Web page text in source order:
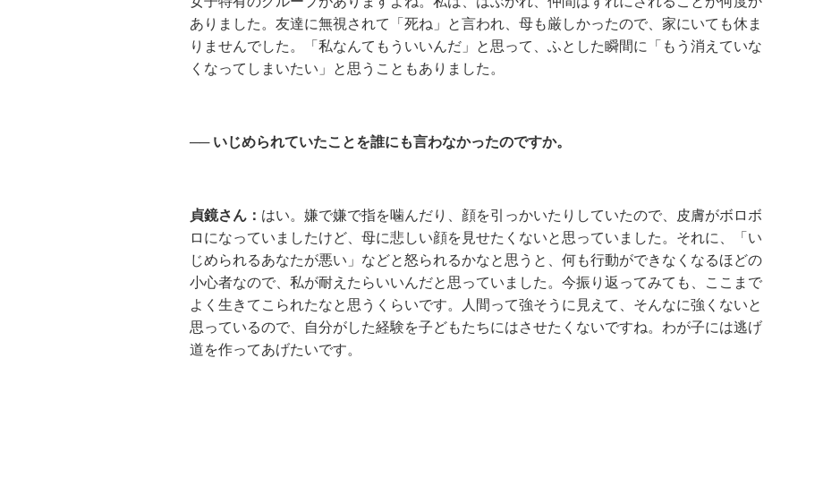
ありました。友達に無視されて「死ね」と言われ、母も厳しかったので、家にいても休ま
りませんでした。「私なんてもういいんだ」と思って、ふとした瞬間に「もう消えていな
くなってしまいたい」と思うこともありました。
── いじめられていたことを誰にも言わなかったのですか。
貞鏡さん： はい。嫌で嫌で指を噛んだり、顔を引っかいたりしていたので、皮膚がボロボ
ロになっていましたけど、母に悲しい顔を見せたくないと思っていました。それに、「い
じめられるあなたが悪い」などと怒られるかなと思うと、何も行動ができなくなるほどの
小心者なので、私が耐えたらいいんだと思っていました。今振り返ってみても、ここまで
よく生きてこられたなと思うくらいです。人間って強そうに見えて、そんなに強くないと
思っているので、自分がした経験を子どもたちにはさせたくないですね。わが子には逃げ
道を作ってあげたいです。